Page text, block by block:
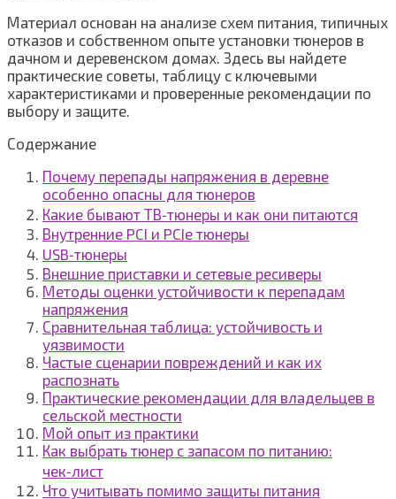
Материал основан на анализе схем питания, типичных
отказов и собственном опыте установки тюнеров в
дачном и деревенском домах. Здесь вы найдете
практические советы, таблицу с ключевыми
характеристиками и проверенные рекомендации по
выбору и защите.
Содержание
Почему перепады напряжения в деревне
особенно опасны для тюнеров
Какие бывают ТВ‑тюнеры и как они питаются
Внутренние PCI и PCIe тюнеры
USB‑тюнеры
Внешние приставки и сетевые ресиверы
Методы оценки устойчивости к перепадам
напряжения
Сравнительная таблица: устойчивость и
уязвимости
Частые сценарии повреждений и как их
распознать
Практические рекомендации для владельцев в
сельской местности
Мой опыт из практики
Как выбрать тюнер с запасом по питанию:
чек‑лист
Что учитывать помимо защиты питания